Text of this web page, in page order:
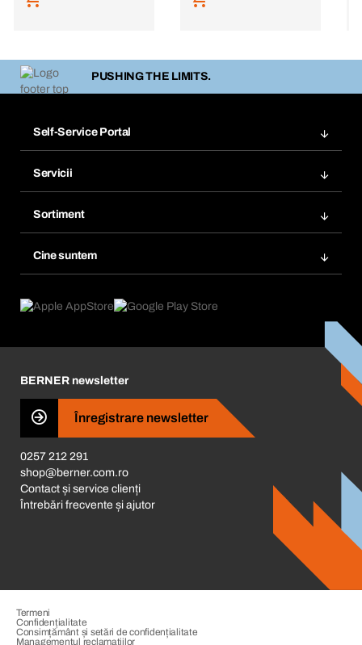
PUSHING THE LIMITS.
Self-Service Portal
Marcaje
Comandă din nou
Abonări
Servicii
Gestionarea substanțelor periculoase
eProcurement
Consilier produse
Sortiment
Cine suntem
Ce ne motivează
Business Conduct
BERNER newsletter
Înregistrare newsletter
0257 212 291
shop@berner.com.ro
Contact și service clienți
Întrebări frecvente și ajutor
Termeni
Confidențialitate
Consimțământ și setări de confidențialitate
Managementul reclamațiilor